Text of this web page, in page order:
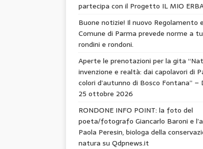
partecipa con il Progetto IL MIO
Buone notizie! Il nuovo Regolamento
Comune di Parma prevede norme a
rondini e rondoni.
Aperte le prenotazioni per la gita
invenzione e realtà: dai capolavori di
colori d’autunno di Bosco Fontana” –
25 ottobre 2026
RONDONE INFO POINT: la foto del
poeta/fotografo Giancarlo Baroni e
Paola Peresin, biologa della
natura su Qdpnews.it